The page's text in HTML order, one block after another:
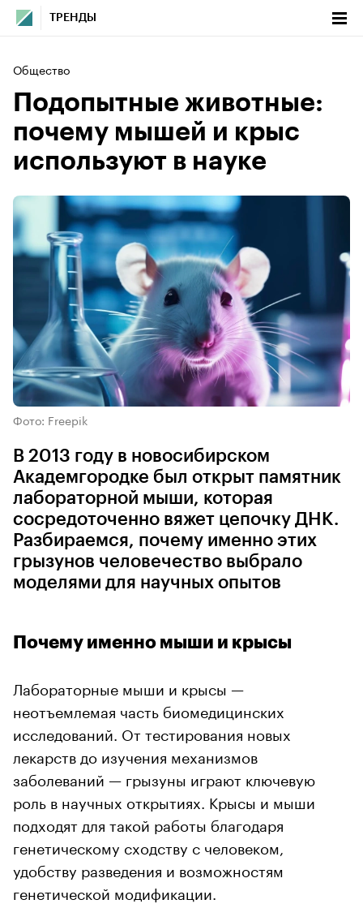
ТРЕНДЫ
Общество
Подопытные животные:
почему мышей и крыс
используют в науке
Фото: Freepik
В 2013 году в новосибирском
Академгородке был открыт памятник
лабораторной мыши, которая
сосредоточенно вяжет цепочку ДНК.
Разбираемся, почему именно этих
грызунов человечество выбрало
моделями для научных опытов
Почему именно мыши и крысы
Лабораторные мыши и крысы —
неотъемлемая часть биомедицинских
исследований. От тестирования новых
лекарств до изучения механизмов
заболеваний — грызуны играют ключевую
роль в научных открытиях. Крысы и мыши
подходят для такой работы благодаря
генетическому сходству с человеком,
удобству разведения и возможностям
генетической модификации.